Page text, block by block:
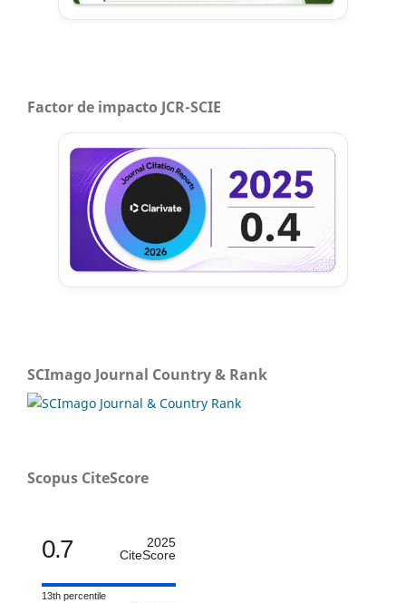
Factor de impacto JCR-SCIE
SCImago Journal Country & Rank
Scopus CiteScore
0.7
2025
CiteScore
13th percentile